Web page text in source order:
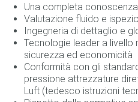
Una completa
Valutazione fluido e
Ingegneria di dettaglio e
Tecnologie leader a livello
sicurezza ed economicità
Conformità con gli
pressione attrezzature
Luft (tedesco istruzioni